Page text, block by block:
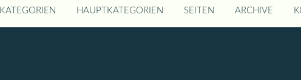
KATEGORIEN HAUPTKATEGORIEN SEITEN ARCHIVE